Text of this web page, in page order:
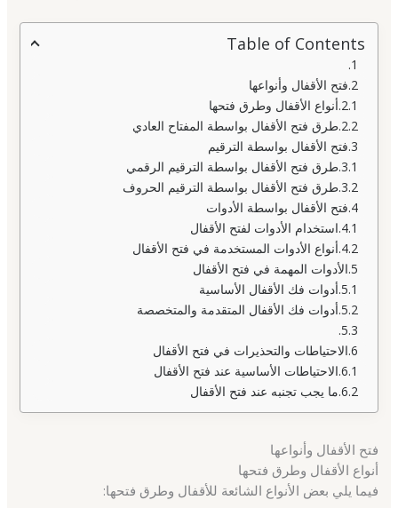
Table of Contents
فتح الأقفال وأنواعها
أنواع الأقفال وطرق فتحها
طرق فتح الأقفال بواسطة المفتاح العادي
فتح الأقفال بواسطة الترقيم
طرق فتح الأقفال بواسطة الترقيم الرقمي
طرق فتح الأقفال بواسطة الترقيم الحروف
فتح الأقفال بواسطة الأدوات
استخدام الأدوات لفتح الأقفال
أنواع الأدوات المستخدمة في فتح الأقفال
الأدوات المهمة في فتح الأقفال
أدوات فك الأقفال الأساسية
أدوات فك الأقفال المتقدمة والمتخصصة
الاحتياطات والتحذيرات في فتح الأقفال
الاحتياطات الأساسية عند فتح الأقفال
ما يجب تجنبه عند فتح الأقفال
فتح الأقفال وأنواعها
أنواع الأقفال وطرق فتحها
فيما يلي بعض الأنواع الشائعة للأقفال وطرق فتحها: